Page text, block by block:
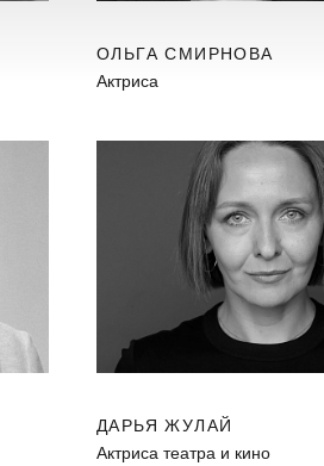
ОЛЬГА СМИРНОВА
Актриса
ДАРЬЯ ЖУЛАЙ
Актриса театра и кино